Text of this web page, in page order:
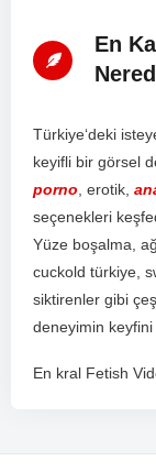
En
Türkiye‘deki istey
keyifli bir görsel d
porno erotik
seçenekleri keş
Yüze boşalma ağ
cuckold türkiye
siktirenler gibi çeş
deneyimin keyfini
En kral Fetish